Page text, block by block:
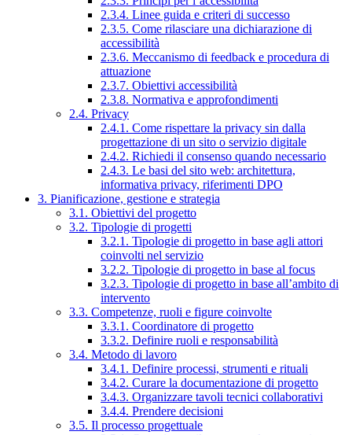
2.3.4. Linee guida e criteri di successo
2.3.5. Come rilasciare una dichiarazione di
accessibilità
2.3.6. Meccanismo di feedback e procedura di
attuazione
2.3.7. Obiettivi accessibilità
2.3.8. Normativa e approfondimenti
2.4. Privacy
2.4.1. Come rispettare la privacy sin dalla
progettazione di un sito o servizio digitale
2.4.2. Richiedi il consenso quando necessario
2.4.3. Le basi del sito web: architettura,
informativa privacy, riferimenti DPO
3. Pianificazione, gestione e strategia
3.1. Obiettivi del progetto
3.2. Tipologie di progetti
3.2.1. Tipologie di progetto in base agli attori
coinvolti nel servizio
3.2.2. Tipologie di progetto in base al focus
3.2.3. Tipologie di progetto in base all’ambito di
intervento
3.3. Competenze, ruoli e figure coinvolte
3.3.1. Coordinatore di progetto
3.3.2. Definire ruoli e responsabilità
3.4. Metodo di lavoro
3.4.1. Definire processi, strumenti e rituali
3.4.2. Curare la documentazione di progetto
3.4.3. Organizzare tavoli tecnici collaborativi
3.4.4. Prendere decisioni
3.5. Il processo progettuale